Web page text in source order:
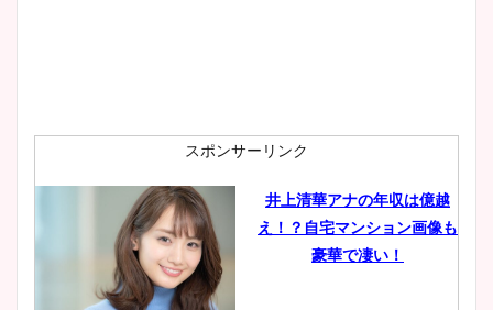
肉も凄い！
鈴木唯の太ってた時の体重が
ヤバすぎww原因や痩せたダ
スポンサーリンク
井上清華アナの年収は億越
え！？自宅マンション画像も
豪華で凄い！